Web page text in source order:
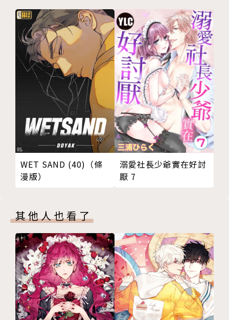
WET SAND (40)（條
漫版）
溺愛社長少爺實在好討
厭 7
其他人也看了